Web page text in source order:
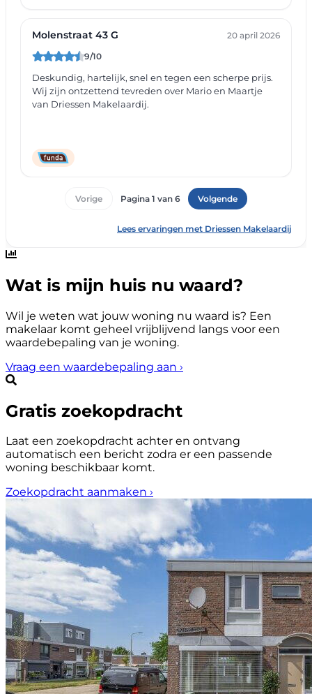
Wat is mijn huis nu waard?
Wil je weten wat jouw woning nu waard is? Een
makelaar komt geheel vrijblijvend langs voor een
waardebepaling van je woning.
Vraag een waardebepaling aan ›
Gratis zoekopdracht
Laat een zoekopdracht achter en ontvang
automatisch een bericht zodra er een passende
woning beschikbaar komt.
Zoekopdracht aanmaken ›